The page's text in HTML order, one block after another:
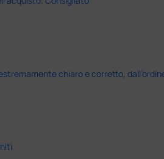
chiaro e corretto,